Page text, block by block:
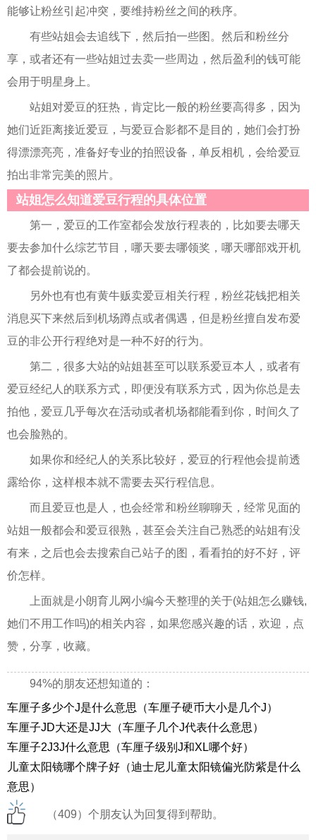
能够让粉丝引起冲突，要维持粉丝之间的秩序。
有些站姐会去追线下，然后拍一些图。然后和粉丝分
享，或者还有一些站姐过去卖一些周边，然后盈利的钱可能
会用于明星身上。
站姐对爱豆的狂热，肯定比一般的粉丝要高得多，因为
她们近距离接近爱豆，与爱豆合影都不是目的，她们会打扮
得漂漂亮亮，准备好专业的拍照设备，单反相机，会给爱豆
拍出非常完美的照片。
站姐怎么知道爱豆行程的具体位置
第一，爱豆的工作室都会发放行程表的，比如要去哪天
要去参加什么综艺节目，哪天要去哪领奖，哪天哪部戏开机
了都会提前说的。
另外也有也有黄牛贩卖爱豆相关行程，粉丝花钱把相关
消息买下来然后到机场蹲点或者偶遇，但是粉丝擅自发布爱
豆的非公开行程绝对是一种不好的行为。
第二，很多大站的站姐甚至可以联系爱豆本人，或者有
爱豆经纪人的联系方式，即便没有联系方式，因为你总是去
拍他，爱豆几乎每次在活动或者机场都能看到你，时间久了
也会脸熟的。
如果你和经纪人的关系比较好，爱豆的行程他会提前透
露给你，这样根本就不需要去买行程信息。
而且爱豆也是人，也会经常和粉丝聊聊天，经常见面的
站姐一般都会和爱豆很熟，甚至会关注自己熟悉的站姐有没
有来，之后也会去搜索自己站子的图，看看拍的好不好，评
价怎样。
上面就是小朗育儿网小编今天整理的关于(站姐怎么赚钱,
她们不用工作吗)的相关内容，如果您感兴趣的话，欢迎，点
赞，分享，收藏。
94%的朋友还想知道的：
车厘子多少个J是什么意思（车厘子硬币大小是几个J）
车厘子JD大还是JJ大（车厘子几个J代表什么意思）
车厘子2J3J什么意思（车厘子级别J和XL哪个好）
儿童太阳镜哪个牌子好（迪士尼儿童太阳镜偏光防紫是什么
意思）
（409）个朋友认为回复得到帮助。